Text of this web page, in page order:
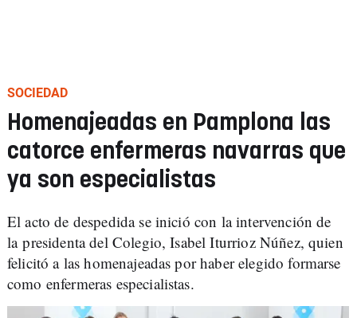
SOCIEDAD
Homenajeadas en Pamplona las
catorce enfermeras navarras que
ya son especialistas
El acto de despedida se inició con la intervención de
la presidenta del Colegio, Isabel Iturrioz Núñez, quien
felicitó a las homenajeadas por haber elegido formarse
como enfermeras especialistas.